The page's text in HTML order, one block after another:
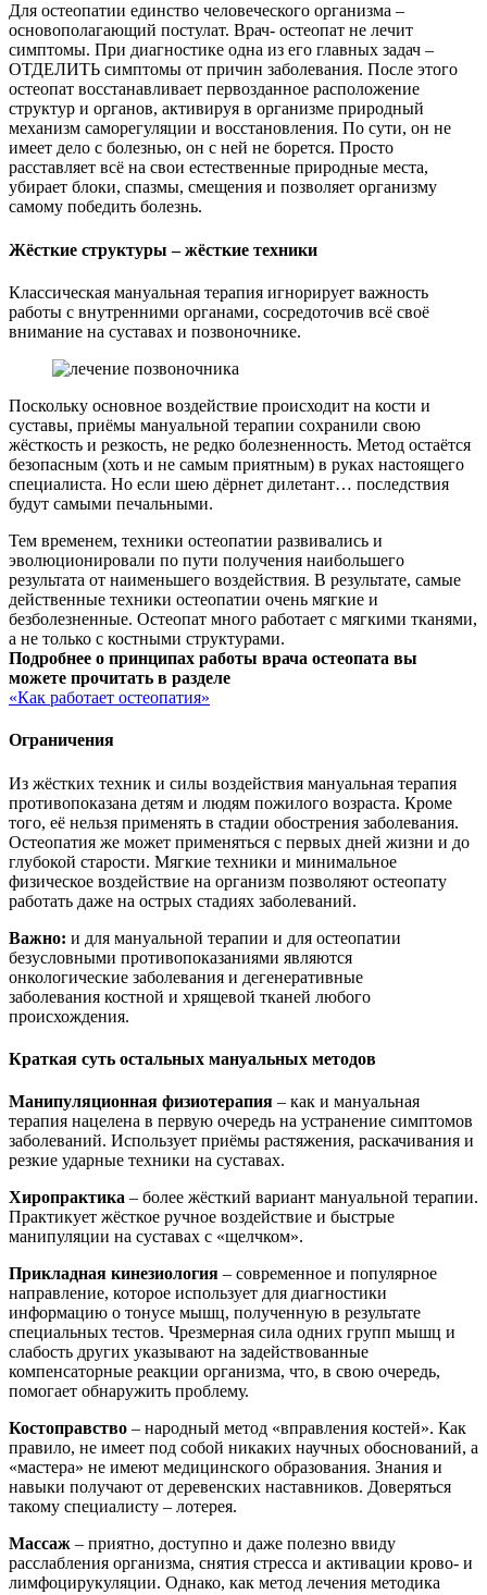
Для остеопатии единство человеческого организма –
основополагающий постулат. Врач- остеопат не лечит
симптомы. При диагностике одна из его главных задач –
ОТДЕЛИТЬ симптомы от причин заболевания. После этого
остеопат восстанавливает первозданное расположение
структур и органов, активируя в организме природный
механизм саморегуляции и восстановления. По сути, он не
имеет дело с болезнью, он с ней не борется. Просто
расставляет всё на свои естественные природные места,
убирает блоки, спазмы, смещения и позволяет организму
самому победить болезнь.
Жёсткие структуры – жёсткие техники
Классическая мануальная терапия игнорирует важность
работы с внутренними органами, сосредоточив всё своё
внимание на суставах и позвоночнике.
Поскольку основное воздействие происходит на кости и
суставы, приёмы мануальной терапии сохранили свою
жёсткость и резкость, не редко болезненность. Метод остаётся
безопасным (хоть и не самым приятным) в руках настоящего
специалиста. Но если шею дёрнет дилетант… последствия
будут самыми печальными.
Тем временем, техники остеопатии развивались и
эволюционировали по пути получения наибольшего
результата от наименьшего воздействия. В результате, самые
действенные техники остеопатии очень мягкие и
безболезненные. Остеопат много работает с мягкими тканями,
а не только с костными структурами.
Подробнее о принципах работы врача остеопата вы
можете прочитать в разделе
«Как работает остеопатия»
Ограничения
Из жёстких техник и силы воздействия мануальная терапия
противопоказана детям и людям пожилого возраста. Кроме
того, её нельзя применять в стадии обострения заболевания.
Остеопатия же может применяться с первых дней жизни и до
глубокой старости. Мягкие техники и минимальное
физическое воздействие на организм позволяют остеопату
работать даже на острых стадиях заболеваний.
Важно: и для мануальной терапии и для остеопатии
безусловными противопоказаниями являются
онкологические заболевания и дегенеративные
заболевания костной и хрящевой тканей любого
происхождения.
Краткая суть остальных мануальных методов
Манипуляционная физиотерапия – как и мануальная
терапия нацелена в первую очередь на устранение симптомов
заболеваний. Использует приёмы растяжения, раскачивания и
резкие ударные техники на суставах.
Хиропрактика – более жёсткий вариант мануальной терапии.
Практикует жёсткое ручное воздействие и быстрые
манипуляции на суставах с «щелчком».
Прикладная кинезиология – современное и популярное
направление, которое использует для диагностики
информацию о тонусе мышц, полученную в результате
специальных тестов. Чрезмерная сила одних групп мышц и
слабость других указывают на задействованные
компенсаторные реакции организма, что, в свою очередь,
помогает обнаружить проблему.
Костоправство – народный метод «вправления костей». Как
правило, не имеет под собой никаких научных обоснований, а
«мастера» не имеют медицинского образования. Знания и
навыки получают от деревенских наставников. Доверяться
такому специалисту – лотерея.
Массаж – приятно, доступно и даже полезно ввиду
расслабления организма, снятия стресса и активации крово- и
лимфоцирукуляции. Однако, как метод лечения методика